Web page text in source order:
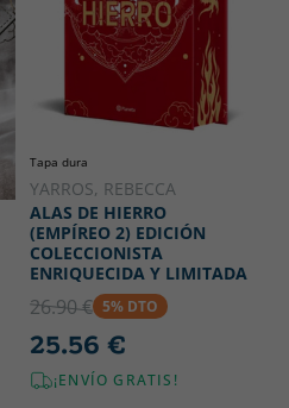
Tapa dura
YARROS, REBECCA
ALAS DE HIERRO
(EMPÍREO 2) EDICIÓN
COLECCIONISTA
ENRIQUECIDA Y LIMITADA
26.90 € 5% DTO
25.56 €
¡ENVÍO GRATIS!